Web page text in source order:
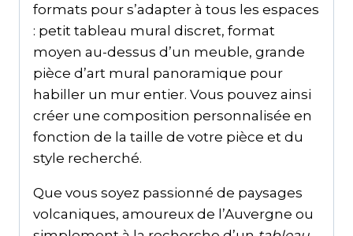
formats pour s’adapter à tous les espaces
: petit tableau mural discret, format
moyen au-dessus d’un meuble, grande
pièce d’art mural panoramique pour
habiller un mur entier. Vous pouvez ainsi
créer une composition personnalisée en
fonction de la taille de votre pièce et du
style recherché.
Que vous soyez passionné de paysages
volcaniques, amoureux de l’Auvergne ou